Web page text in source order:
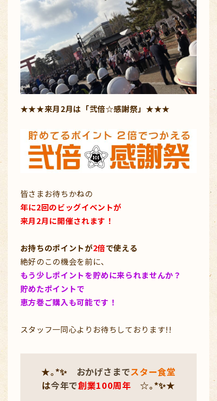
★★★来月2月は「弐倍☆感謝祭」★★★
皆さまお待ちかねの
年に2回のビッグイベントが
来月2月に開催されます！
お持ちのポイントが2倍で使える
絶好のこの機会を前に、
もう少しポイントを貯めに来られませんか？
貯めたポイントで
恵方巻ご購入も可能です！
スタッフ一同心よりお待ちしております!!
★｡*✨ おかげさまでスター食堂
は今年で創業100周年 ☆｡*✨★